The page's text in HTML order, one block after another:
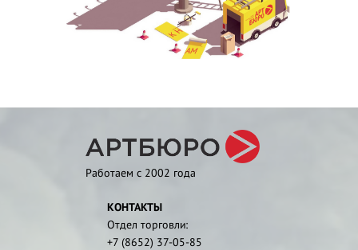
Работаем с 2002 года
КОНТАКТЫ
Отдел торговли:
+7 (8652) 37-05-85